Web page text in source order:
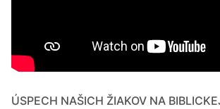
ÚSPECH NAŠICH ŽIAKOV NA